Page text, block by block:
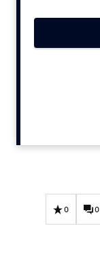
Artificial Intelligence
0 0